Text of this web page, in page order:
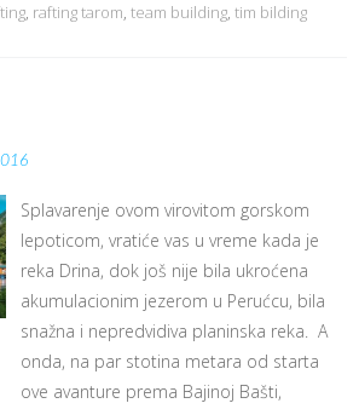
, rafting tarom, team building, tim bilding
Splavarenje ovom virovitom gorskom
lepoticom, vratiće vas u vreme kada je
reka Drina, dok još nije bila ukroćena
akumulacionim jezerom u Perućcu, bila
snažna i nepredvidiva planinska reka. A
onda, na par stotina metara od starta
ove avanture prema Bajinoj Bašti,